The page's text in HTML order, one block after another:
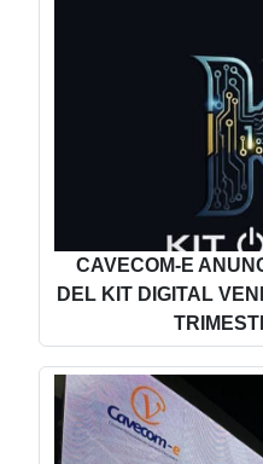
CAVECOM-E
DEL KIT DIGITAL